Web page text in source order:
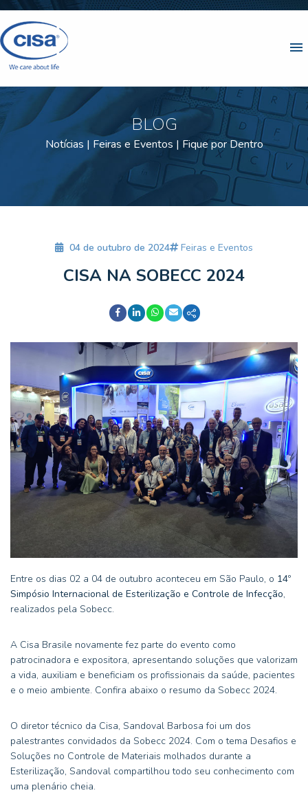
menu
BLOG
Notícias | Feiras e Eventos | Fique por Dentro
04 de outubro de 2024 Feiras e Eventos
CISA NA SOBECC 2024
Entre os dias 02 a 04 de outubro aconteceu em São Paulo, o 14º
Simpósio Internacional de Esterilização e Controle de Infecção,
realizados pela Sobecc.
A Cisa Brasile novamente fez parte do evento como
patrocinadora e expositora, apresentando soluções que valorizam
a vida, auxiliam e beneficiam os profissionais da saúde, pacientes
e o meio ambiente. Confira abaixo o resumo da Sobecc 2024.
O diretor técnico da Cisa, Sandoval Barbosa foi um dos
palestrantes convidados da Sobecc 2024. Com o tema Desafios e
Soluções no Controle de Materiais molhados durante a
Esterilização, Sandoval compartilhou todo seu conhecimento com
uma plenário cheia.